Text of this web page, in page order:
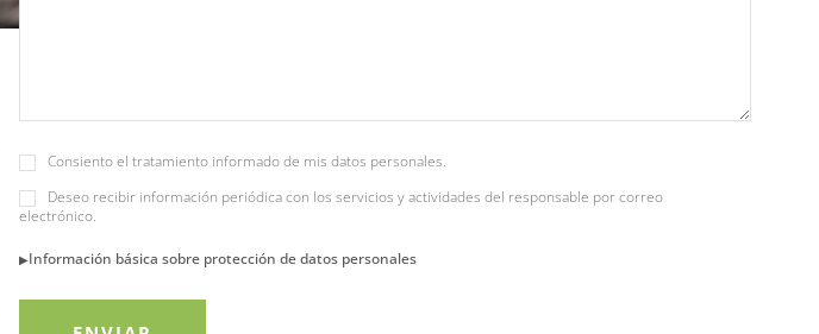
Consiento el tratamiento informado de mis datos personales.
Deseo recibir información periódica con los servicios y actividades del responsable por correo
electrónico.
Información básica sobre protección de datos personales